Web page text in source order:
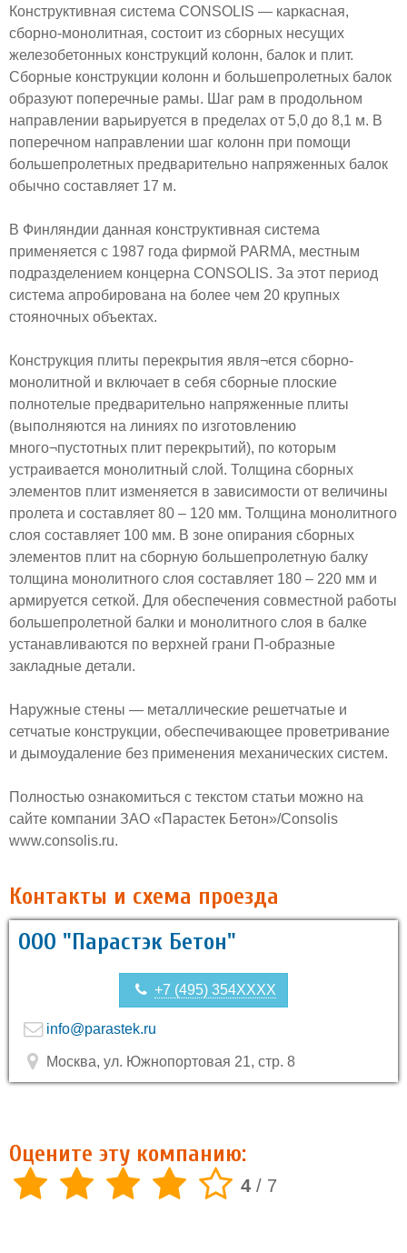
Конструктивная система CONSOLIS — каркасная,
сборно-монолитная, состоит из сборных несущих
железобетонных конструкций колонн, балок и плит.
Сборные конструкции колонн и большепролетных балок
образуют поперечные рамы. Шаг рам в продольном
направлении варьируется в пределах от 5,0 до 8,1 м. В
поперечном направлении шаг колонн при помощи
большепролетных предварительно напряженных балок
обычно составляет 17 м.
В Финляндии данная конструктивная система
применяется с 1987 года фирмой PARMA, местным
подразделением концерна CONSOLIS. За этот период
система апробирована на более чем 20 крупных
стояночных объектах.
Конструкция плиты перекрытия явля¬ется сборно-
монолитной и включает в себя сборные плоские
полнотелые предварительно напряженные плиты
(выполняются на линиях по изготовлению
много¬пустотных плит перекрытий), по которым
устраивается монолитный слой. Толщина сборных
элементов плит изменяется в зависимости от величины
пролета и составляет 80 – 120 мм. Толщина монолитного
слоя составляет 100 мм. В зоне опирания сборных
элементов плит на сборную большепролетную балку
толщина монолитного слоя составляет 180 – 220 мм и
армируется сеткой. Для обеспечения совместной работы
большепролетной балки и монолитного слоя в балке
устанавливаются по верхней грани П-образные
закладные детали.
Наружные стены — металлические решетчатые и
сетчатые конструкции, обеспечивающее проветривание
и дымоудаление без применения механических систем.
Полностью ознакомиться с текстом статьи можно на
сайте компании ЗАО «Парастек Бетон»/Consolis
www.consolis.ru.
Контакты и схема проезда
ООО "Парастэк Бетон"
+7 (495) 354XXXX
info@parastek.ru
Москва, ул. Южнопортовая 21, стр. 8
Оцените эту компанию:
4 / 7